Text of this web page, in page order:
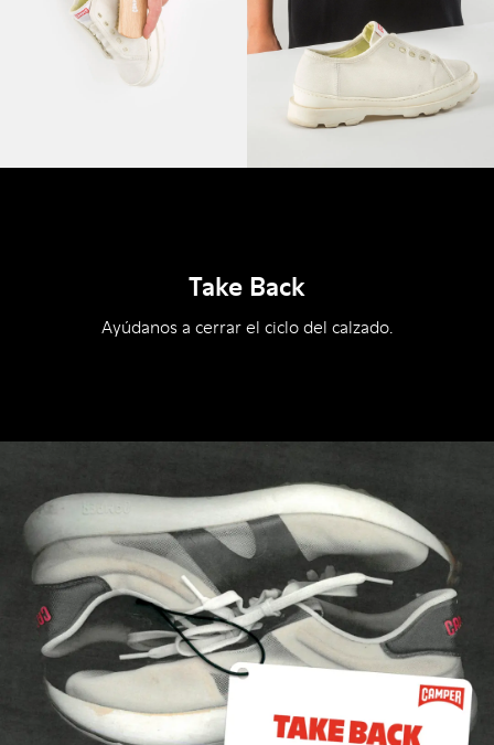
Take Back
Ayúdanos a cerrar el ciclo del calzado.